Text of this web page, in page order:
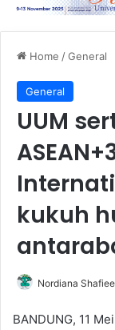
Home /General
General
UUM
kukuh
Nordiana Shafiee
BANDUNG, 11